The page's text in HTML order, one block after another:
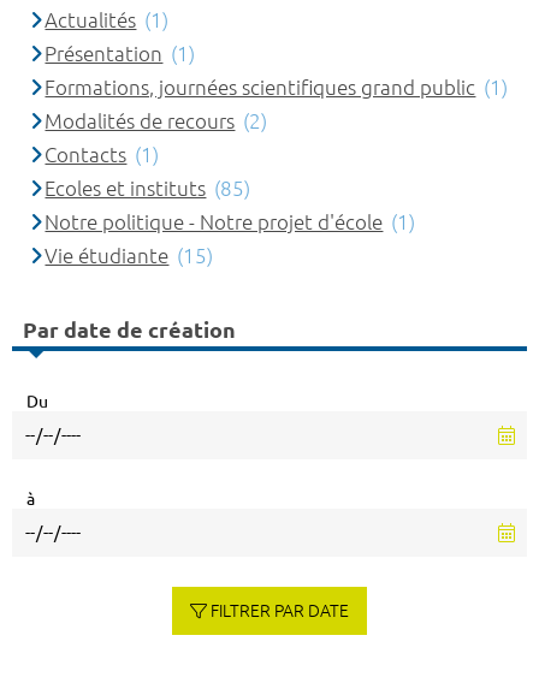
Actualités (1)
Présentation (1)
Formations, journées scientifiques grand public (1)
Modalités de recours (2)
Contacts (1)
Ecoles et instituts (85)
Notre politique - Notre projet d'école (1)
Vie étudiante (15)
Par date de création
Du
à
FILTRER PAR DATE